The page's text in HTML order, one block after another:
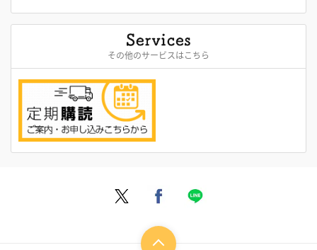
その他のサービスはこちら